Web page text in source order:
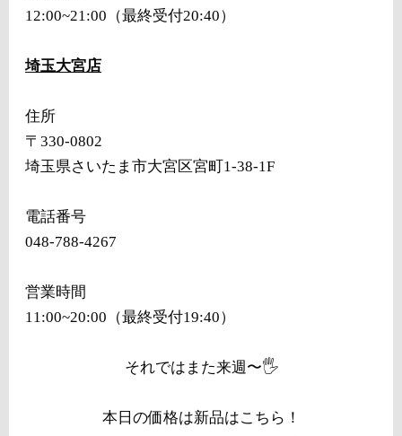
12:00~21:00（最終受付20:40）
埼玉大宮店
住所
〒330-0802
埼玉県さいたま市大宮区宮町1-38-1F
電話番号
048-788-4267
営業時間
11:00~20:00（最終受付19:40）
それではまた来週〜🖐️
本日の価格は新品はこちら！